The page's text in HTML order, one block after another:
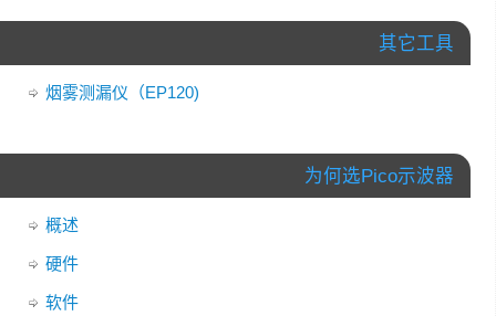
其它工具
烟雾测漏仪（EP120)
为何选Pico示波器
概述
硬件
软件